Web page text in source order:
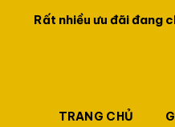
Rất nhiều ưu đãi đang
TRANG CHỦ